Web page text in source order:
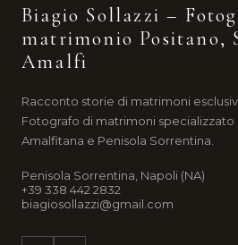
Biagio Sollazzi –
matrimonio Positano,
Amalfi
Racconto storie di matrimoni
Fotografo di matrimoni specializzato
Amalfitana e Penisola Sorrentina.
Penisola Sorrentina, Napoli (NA)
+39 338 442 2832
biagiosollazzi@gmail.com